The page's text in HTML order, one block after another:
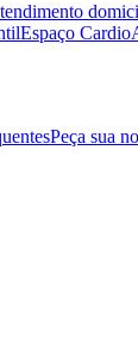
Espaço Cardio
Peça sua